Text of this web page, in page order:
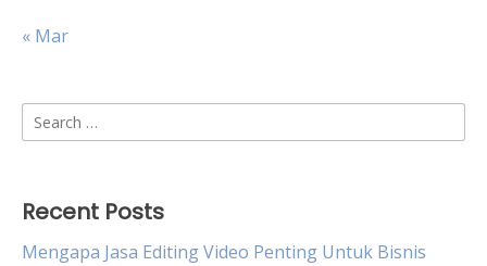
« Mar
Search
for:
Recent Posts
Mengapa Jasa Editing Video Penting Untuk Bisnis